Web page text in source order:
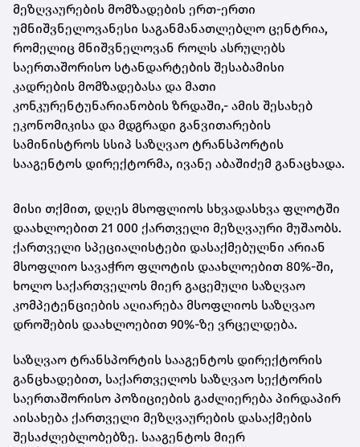
მეზღვაურების მომზადების ერთ-ერთი
უმნიშვნელოვანესი საგანმანათლებლო ცენტრია,
რომელიც მნიშვნელოვან როლს ასრულებს
საერთაშორისო სტანდარტების შესაბამისი
კადრების მომზადებასა და მათი
კონკურენტუნარიანობის ზრდაში,- ამის შესახებ
ეკონომიკისა და მდგრადი განვითარების
სამინისტროს სსიპ საზღვაო ტრანსპორტის
სააგენტოს დირექტორმა, ივანე აბაშიძემ განაცხადა.
მისი თქმით, დღეს მსოფლიოს სხვადასხვა ფლოტში
დაახლოებით 21 000 ქართველი მეზღვაური მუშაობს.
ქართველი სპეციალისტები დასაქმებულნი არიან
მსოფლიო სავაჭრო ფლოტის დაახლოებით 80%-ში,
ხოლო საქართველოს მიერ გაცემული საზღვაო
კომპეტენციების აღიარება მსოფლიოს საზღვაო
დროშების დაახლოებით 90%-ზე ვრცელდება.
საზღვაო ტრანსპორტის სააგენტოს დირექტორის
განცხადებით, საქართველოს საზღვაო სექტორის
საერთაშორისო პოზიციების გაძლიერება პირდაპირ
აისახება ქართველი მეზღვაურების დასაქმების
შესაძლებლობებზე. სააგენტოს მიერ